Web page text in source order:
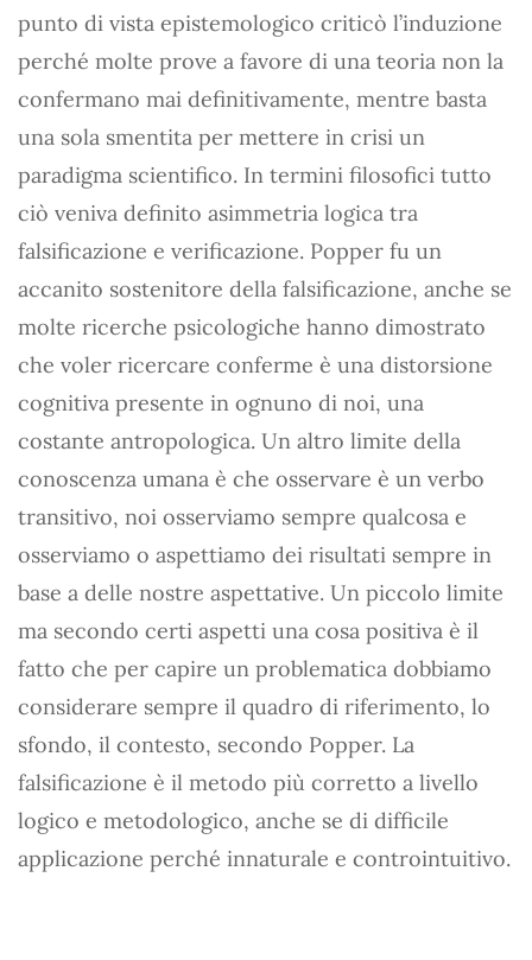
punto di vista epistemologico criticò l’induzione
perché molte prove a favore di una teoria non la
confermano mai definitivamente, mentre basta
una sola smentita per mettere in crisi un
paradigma scientifico. In termini filosofici tutto
ciò veniva definito asimmetria logica tra
falsificazione e verificazione. Popper fu un
accanito sostenitore della falsificazione, anche se
molte ricerche psicologiche hanno dimostrato
che voler ricercare conferme è una distorsione
cognitiva presente in ognuno di noi, una
costante antropologica. Un altro limite della
conoscenza umana è che osservare è un verbo
transitivo, noi osserviamo sempre qualcosa e
osserviamo o aspettiamo dei risultati sempre in
base a delle nostre aspettative. Un piccolo limite
ma secondo certi aspetti una cosa positiva è il
fatto che per capire un problematica dobbiamo
considerare sempre il quadro di riferimento, lo
sfondo, il contesto, secondo Popper. La
falsificazione è il metodo più corretto a livello
logico e metodologico, anche se di difficile
applicazione perché innaturale e controintuitivo.